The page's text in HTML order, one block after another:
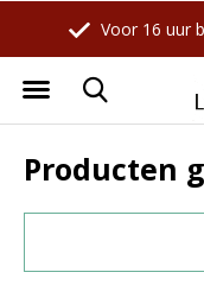
Voor 16 uur
Producten